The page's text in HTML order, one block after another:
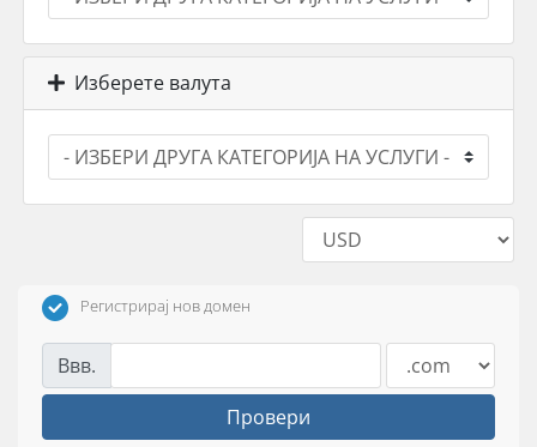
Изберете валута
Регистрирај нов домен
Ввв.
Провери